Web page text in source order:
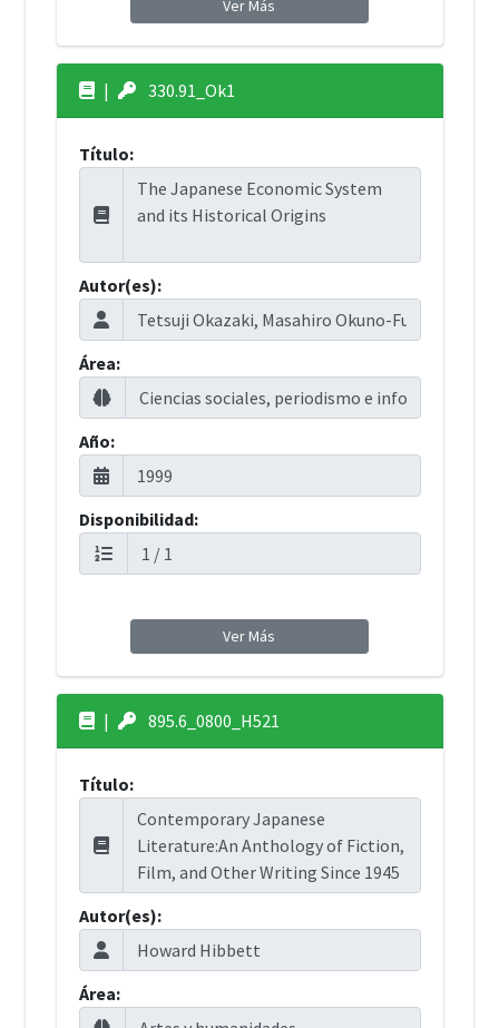
Ver Más
| 330.91_Ok1
Título:
Autor(es):
Área:
Año:
Disponibilidad:
Ver Más
| 895.6_0800_H521
Título:
Autor(es):
Área: